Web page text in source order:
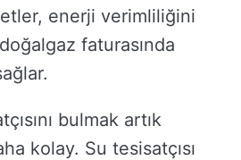
enerji verimliliğini
faturasında
bulmak artık
kolay. Su tesisatçısı